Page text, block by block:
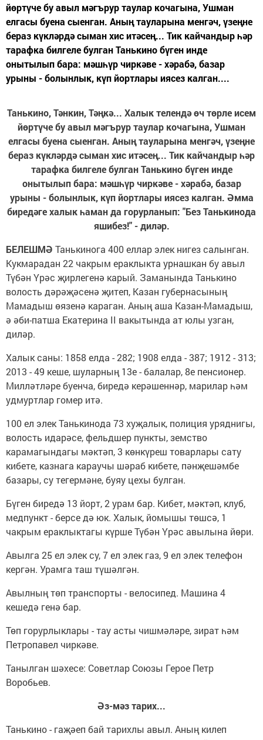
йөртүче бу авыл мәгърур таулар кочагына, Ушман
елгасы буена сыенган. Аның тауларына менгәч, үзеңне
бераз күкләрдә сыман хис итәсең... Тик кайчандыр һәр
тарафка билгеле булган Танькино бүген инде
онытылып бара: мәшһүр чиркәве - хәрабә, базар
урыны - болынлык, күп йортлары иясез калган....
Танькино, Тәнкин, Тәңкә... Халык телендә өч төрле исем
йөртүче бу авыл мәгърур таулар кочагына, Ушман
елгасы буена сыенган. Аның тауларына менгәч, үзеңне
бераз күкләрдә сыман хис итәсең... Тик кайчандыр һәр
тарафка билгеле булган Танькино бүген инде
онытылып бара: мәшһүр чиркәве - хәрабә, базар
урыны - болынлык, күп йортлары иясез калган. Әмма
биредәге халык һаман да горурланып: "Без Танькинода
яшибез!" - диләр.
БЕЛЕШМӘ Танькинога 400 еллар элек нигез салынган.
Кукмарадан 22 чакрым ераклыкта урнашкан бу авыл
Түбән Үрәс җирлегенә карый. Заманында Танькино
волость дәрәҗәсенә җитеп, Казан губернасының
Мамадыш өязенә караган. Аның аша Казан-Мамадыш,
ә әби-патша Екатерина II вакытында ат юлы узган,
диләр.
Халык саны: 1858 елда - 282; 1908 елда - 387; 1912 - 313;
2013 - 49 кеше, шуларның 13е - балалар, 8е пенсионер.
Милләтләре буенча, биредә керәшеннәр, марилар һәм
удмуртлар гомер итә.
100 ел элек Танькинода 73 хуҗалык, полиция уряднигы,
волость идарәсе, фельдшер пункты, земство
карамагындагы мәктәп, 3 көнкүреш товарлары сату
кибете, казнага караучы шәраб кибете, пәнҗешәмбе
базары, су тегермәне, буяу цехы булган.
Бүген биредә 13 йорт, 2 урам бар. Кибет, мәктәп, клуб,
медпункт - берсе дә юк. Халык, йомышы төшсә, 1
чакрым ераклыктагы күрше Түбән Үрәс авылына йөри.
Авылга 25 ел элек су, 7 ел элек газ, 9 ел элек телефон
кергән. Урамга таш түшәлгән.
Авылның төп транспорты - велосипед. Машина 4
кешедә генә бар.
Төп горурлыклары - тау асты чишмәләре, зират һәм
Петропавел чиркәве.
Танылган шәхесе: Советлар Союзы Герое Петр
Воробьев.
Әз-мәз тарих...
Танькино - гаҗәеп бай тарихлы авыл. Аның килеп